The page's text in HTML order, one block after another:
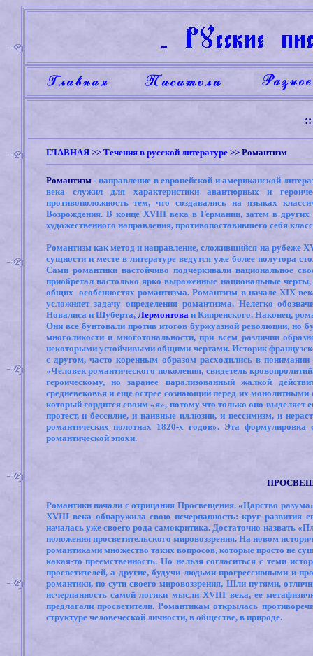
ГЛАВНАЯ >> Течения в русской литературе >> Романтизм
Романтизм- направление в европейской и американской
века служил для характеристики авантюрных и
противоположность тем, что создавались на языках
Возрождения. В конце XVIII века в Германии, затем в
художественного направления, противопоставившего себя
Романтизм как метод и направление, сложившийся на рубеже
сущности и месте в литературе ведутся уже более полутора
Сами романтики настойчиво подчеркивали национальное
приобретал настолько ярко выраженные национальные
общих особенностях романтизма. Романтизм в начале XIX
усложняет задачу определения романтизма. Нелегко
Новалиса и Шуберта, Лермонтоваи Кипренского. Наконец,
Они все бунтовали против итогов буржуазной революции, но
многоликости и многотональности, при всем различии
некоторыми устойчивыми общими чертами. Историк
с другом, часто коренным образом расходились в
«Человек романтического поколения, свидетель
героическому, но заранее парализованный жалкой
средневековья и еще острее сознающий перед их монолитными
который гордится своим «я», потому что только оно выделяет
протест, и бессилие, и наивные иллюзии, и пессимизм, и
романтических полотнах 1820-х годов». Эта
романтической эпохи.
Романтики начали с отрицания Просвещения. «Царство
XVIII века обнаружила свою исчерпанность: круг развития
началась уже своего рода самокритика. Достаточно назвать
положения просветительского мировоззрения. На новом
романтиками множество таких вопросов, которые просто не
какая-то преемственность. Но нельзя согласиться с теми
просветителей, а другие, будучи людьми прогрессивными и
романтики, по сути своего мировоззрения, Шли путями,
исчерпанность самой логики мысли XVIII века, ее
предлагали просветители. Романтикам открылась
структуре человеческой личности, в обществе, в природе.